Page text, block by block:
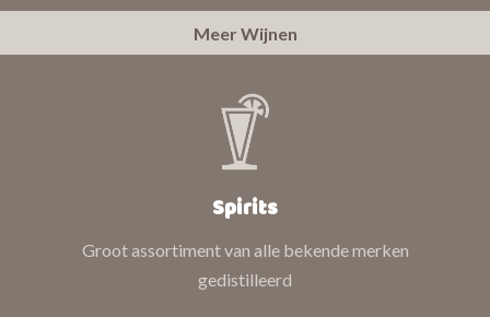
Meer Wijnen
Spirits
Groot assortiment van alle bekende merken
gedistilleerd